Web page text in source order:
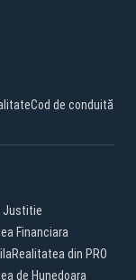
Cod de conduită
Justitie
Financiara
Realitatea din PRO
de Hunedoara